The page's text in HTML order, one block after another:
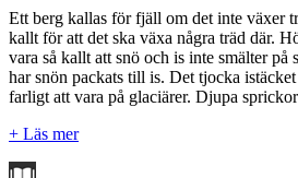
Ett berg kallas för fjäll om det inte växer
kallt för att det ska växa några träd där.
vara så kallt att snö och is inte smälter på
har snön packats till is. Det tjocka
farligt att vara på glaciärer. Djupa
+ Läs mer